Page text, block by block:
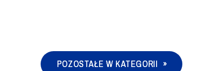
POZOSTAŁE W KATEGORII